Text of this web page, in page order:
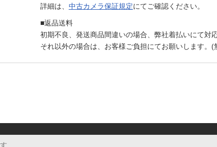
詳細は、 中古カメラ保証規定にてご確認ください。
■返品送料
初期不良、発送商品間違いの場合、弊社着払いにて対
それ以外の場合は、お客様ご負担にてお願いします。(